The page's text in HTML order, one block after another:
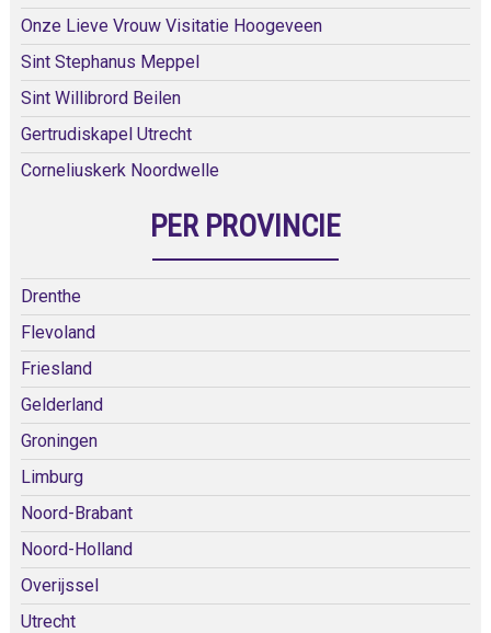
Onze Lieve Vrouw Visitatie Hoogeveen
Sint Stephanus Meppel
Sint Willibrord Beilen
Gertrudiskapel Utrecht
Corneliuskerk Noordwelle
PER PROVINCIE
Drenthe
Flevoland
Friesland
Gelderland
Groningen
Limburg
Noord-Brabant
Noord-Holland
Overijssel
Utrecht